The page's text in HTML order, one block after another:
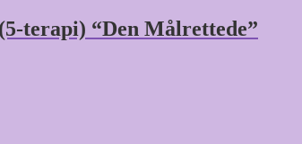
terapi) “Den Målrettede”